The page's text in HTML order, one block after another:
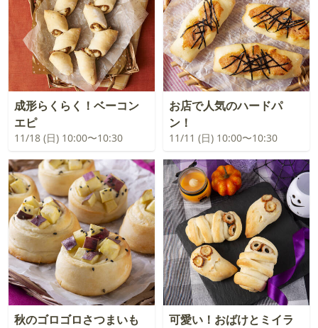
成形らくらく！ベーコン
エピ
11/18 (日) 10:00〜10:30
お店で人気のハードパ
ン！
11/11 (日) 10:00〜10:30
秋のゴロゴロさつまいも
可愛い！おばけとミイラ